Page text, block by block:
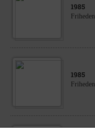
1985
1985